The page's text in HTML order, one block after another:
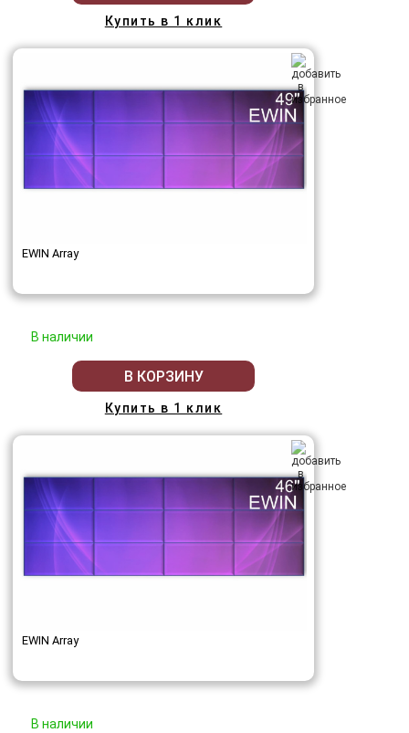
Купить в 1 клик
EWIN Array
В наличии
В КОРЗИНУ
Купить в 1 клик
EWIN Array
В наличии